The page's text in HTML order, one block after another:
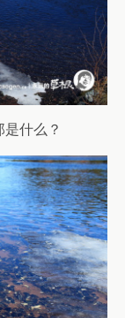
什么？